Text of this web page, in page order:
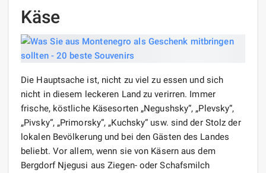
Käse
Die Hauptsache ist, nicht zu viel zu essen und sich
nicht in diesem leckeren Land zu verirren. Immer
frische, köstliche Käsesorten „Negushsky“, „Plevsky“,
„Pivsky“, „Primorsky“, „Kuchsky“ usw. sind der Stolz der
lokalen Bevölkerung und bei den Gästen des Landes
beliebt. Vor allem, wenn sie von Käsern aus dem
Bergdorf Njegusi aus Ziegen- oder Schafsmilch